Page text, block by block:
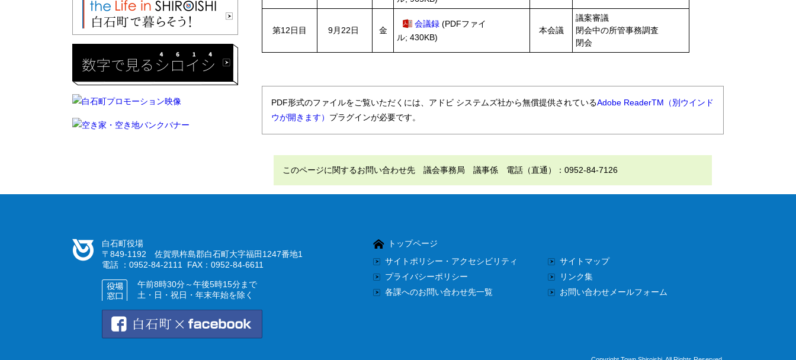
第12日目 9月22日 金
会議録 (PDFファイ
ル; 430KB)
本会議
議案審議
閉会中の所管事務調査
閉会
PDF形式のファイルをご覧いただくには、アドビ システムズ社から無償提供されているAdobe ReaderTM（別ウインド
ウが開きます） プラグインが必要です。
このページに関するお問い合わせ先 議会事務局 議事係 電話（直通）：0952-84-7126
白石町役場
〒849-1192 佐賀県杵島郡白石町大字福田1247番地1
電話 ：0952-84-2111 FAX：0952-84-6611
午前8時30分～午後5時15分まで
土・日・祝日・年末年始を除く
トップページ
サイトポリシー・アクセシビリティ
サイトマップ
プライバシーポリシー
リンク集
各課へのお問い合わせ先一覧
お問い合わせメールフォーム